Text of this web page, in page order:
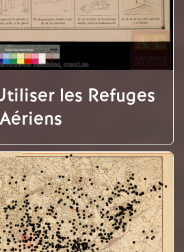
les Refuges
Aériens